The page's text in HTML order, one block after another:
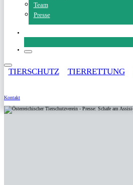
Team
Presse
TIERSCHUTZ TIERRETTUNG
Kontakt